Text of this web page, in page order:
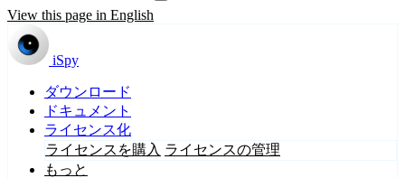
View this page in English
iSpy
ダウンロード
ドキュメント
ライセンス化
ライセンスを購入 ライセンスの管理
もっと